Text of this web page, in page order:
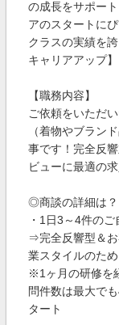
の成長をサポー
アのスタートに
クラスの実績を
キャリアアップ】
【職務内容】
ご依頼をいただ
（着物やブラン
事です！完全反
ビューに最適の求
◎商談の詳細は？
・1日3～4件の
⇒完全反響型＆
業スタイルのた
※1ヶ月の研修を
問件数は最大で
タート